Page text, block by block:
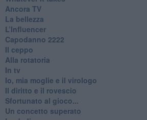
Ancora TV
La bellezza
L’Influencer
​Capodanno 2222
Il ceppo
Alla rotatoria
In tv
Io, mia moglie e il virologo
Il diritto e il rovescio
Sfortunato al gioco...
Un concetto superato